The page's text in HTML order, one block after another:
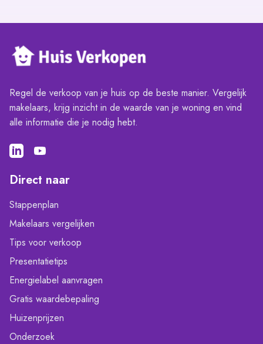
Regel de verkoop van je huis op de beste manier. Vergelijk
makelaars, krijg inzicht in de waarde van je woning en vind
alle informatie die je nodig hebt.
Direct naar
Stappenplan
Makelaars vergelijken
Tips voor verkoop
Presentatietips
Energielabel aanvragen
Gratis waardebepaling
Huizenprijzen
Onderzoek